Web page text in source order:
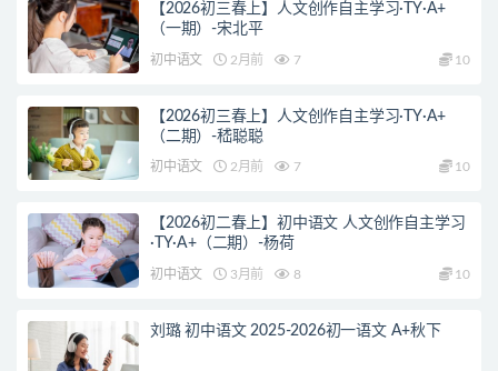
【2026初三春上】人文创作自主学习·TY·A+
（一期）-宋北平
初中语文 2月前 7 10
【2026初三春上】人文创作自主学习·TY·A+
（二期）-嵇聪聪
初中语文 2月前 7 10
【2026初二春上】初中语文 人文创作自主学习
·TY·A+（二期）-杨荷
初中语文 3月前 8 10
刘璐 初中语文 2025-2026初一语文 A+秋下